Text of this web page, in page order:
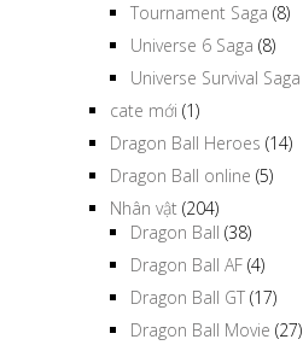
Tournament Saga (8)
Universe 6 Saga (8)
Universe Survival Saga
cate mới (1)
Dragon Ball Heroes (14)
Dragon Ball online (5)
Nhân vật (204)
Dragon Ball (38)
Dragon Ball AF (4)
Dragon Ball GT (17)
Dragon Ball Movie (27)